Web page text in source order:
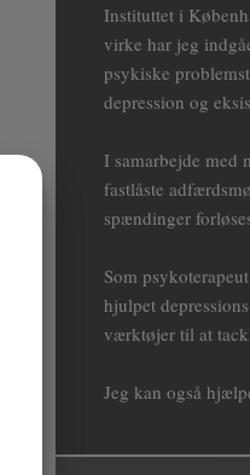
Instituttet i
virke har jeg
psykiske
depression og
I samarbejde med
fastlåste
spændinger
Som
hjulpet
værktøjer til at
Jeg kan også